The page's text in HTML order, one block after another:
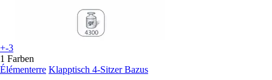
+-3
1 Farben
Élémenterre Klapptisch 4-Sitzer Bazus